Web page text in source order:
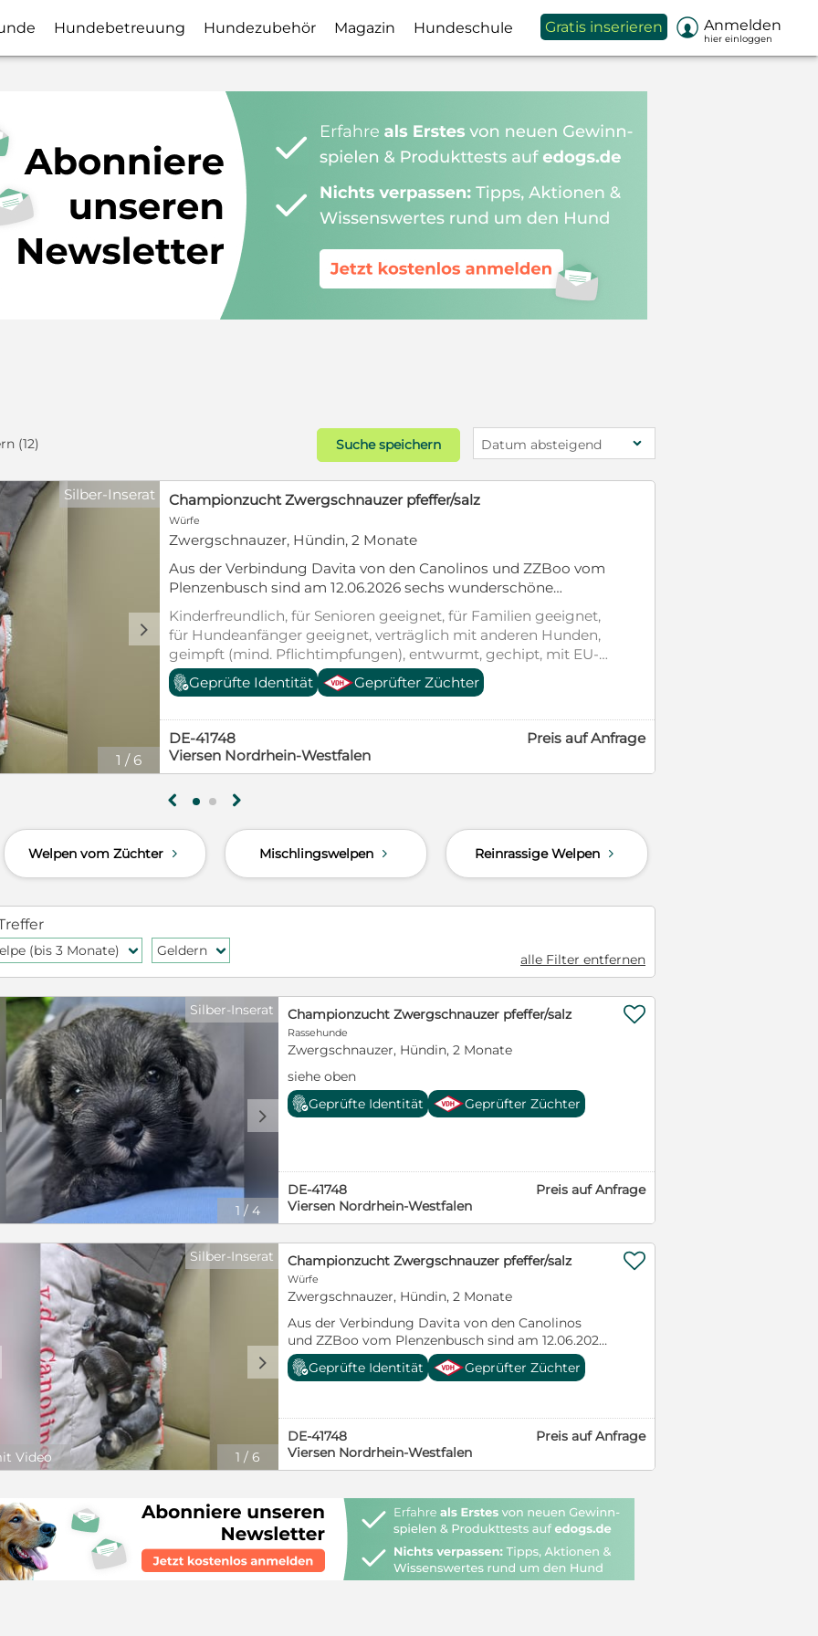
Hundebetreuung Hundezubehör Magazin Hundeschule Gratis inserieren  Anmelden
hier einloggen
(12) Suche speichern Datum absteigend
1 / 4
d
Silber-Inserat Championzucht Zwergschnauzer pfeffer/salz
Rassehunde
Zwergschnauzer, Hündin, 2 Monate
siehe oben
Kinderfreundlich, für Senioren geeignet, für Familien geeignet,
für Hundeanfänger geeignet, verträglich mit anderen Hunden,
geimpft (mind. Pflichtimpfungen), entwurmt, gechipt, mit EU-
Heimtierausweis, Allergikerfreundlich
Geprüfte Identität Geprüfter Züchter
DE-41748
Viersen Nordrhein-Westfalen
Preis auf Anfrage
g h
Welpen vom Züchter d Mischlingswelpen d Reinrassige Welpen d
(bis 3 Monate) f Geldern f
alle Filter entfernen
1 /4
d
Silber-Inserat Championzucht Zwergschnauzer pfeffer/salz
Rassehunde
Zwergschnauzer, Hündin, 2 Monate
siehe oben

Geprüfte Identität Geprüfter Züchter
DE-41748
Viersen Nordrhein-Westfalen
Preis auf Anfrage
1 /6
d
Video
Silber-Inserat Championzucht Zwergschnauzer pfeffer/salz
Würfe
Zwergschnauzer, Hündin, 2 Monate
Aus der Verbindung Davita von den Canolinos
und ZZBoo vom Plenzenbusch sind am 12.06.2026
sechs wunderschöne Welpen geboren worden. Es
sind 4 Rüden und 2 Hündinnen, von denen eine
Gesundheitsuntersuchungen und tragen den Titel
Deutsche Champion. Die Welpen sind ab dem
14.08. im Alter von 9 Wochen abzugeben. Sie sind
und haben neben dem EU Impfausweis die
Ahnentafel vom VdH außerdem das
vorgeschriebene DNA-Profil. Die Welpen werden
liebevoll in der Familie aufgezogen und lernen in
ihrer Prägephase alle Alltagsgeräusche,
Autofahren, das Spielen mit anderen Hunden

Geprüfte Identität Geprüfter Züchter
DE-41748
Viersen Nordrhein-Westfalen
Preis auf Anfrage